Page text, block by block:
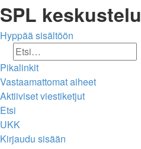
SPL keskustelu
Hyppää sisältöön
Tarkennettu haku
Pikalinkit
Vastaamattomat aiheet
Aktiiviset viestiketjut
Etsi
UKK
Kirjaudu sisään